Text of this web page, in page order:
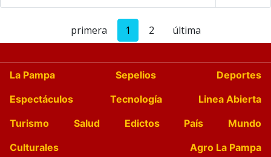
primera 1 2 última
La Pampa Sepelios
Deportes
Espectáculos
Tecnología
Linea Abierta
Turismo
Salud Edictos País
Mundo
Culturales
Agro La Pampa